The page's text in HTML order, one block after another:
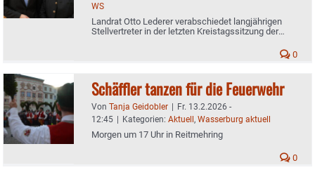
WS
Landrat Otto Lederer verabschiedet langjährigen
Stellvertreter in der letzten Kreistagssitzung der
0
Schäffler tanzen für die Feuerwehr
Von Tanja Geidobler | Fr. 13.2.2026 -
12:45 | Kategorien: Aktuell, Wasserburg aktuell
Morgen um 17 Uhr in Reitmehring
0